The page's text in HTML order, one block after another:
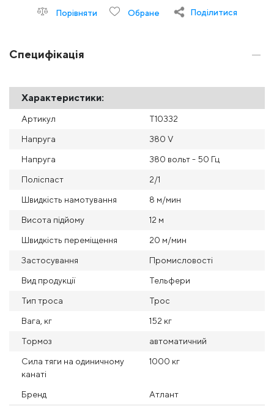
Порівняти Обране Поділитися
Специфікація
Характеристики:
Артикул Т10332
Напруга 380 V
Напруга 380 вольт - 50 Гц
Поліспаст 2/1
Швидкість намотування 8 м/мин
Висота підйому 12 м
Швидкість переміщення 20 м/мин
Застосування Промисловості
Вид продукції Тельфери
Тип троса Трос
Вага, кг 152 кг
Тормоз автоматичний
Сила тяги на одиничному
канаті
1000 кг
Бренд Атлант